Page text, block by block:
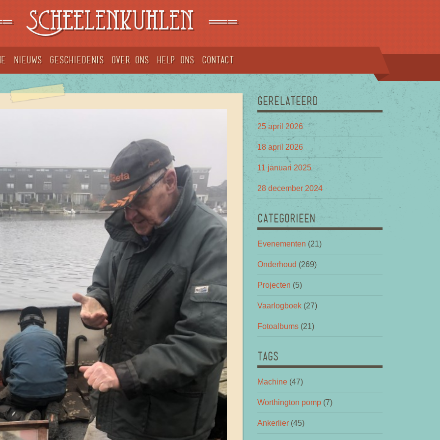
Scheelenkuhlen ===
Nieuws Geschiedenis Over ons Help ons Contact
GERELATEERD
25 april 2026
18 april 2026
11 januari 2025
28 december 2024
CATEGORIEEN
Evenementen (21)
Onderhoud (269)
Projecten (5)
Vaarlogboek (27)
Fotoalbums (21)
TAGS
Machine (47)
Worthington pomp (7)
Ankerlier (45)